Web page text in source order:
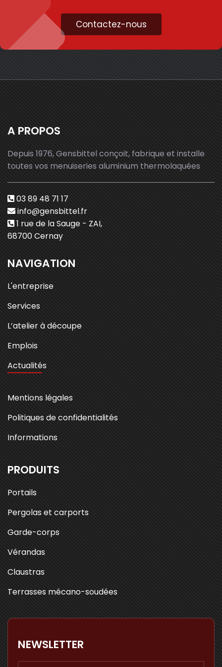
Contactez-nous
A PROPOS
Depuis 1976, Gensbittel conçoit, fabrique et installe
toutes vos menuiseries aluminium thermolaquées
03 89 48 71 17
info@gensbittel.fr
1 rue de la Sauge - ZAI,
68700 Cernay
NAVIGATION
L'entreprise
Services
L’atelier à découpe
Emplois
Actualités
Mentions légales
Politiques de confidentialités
Informations
PRODUITS
Portails
Pergolas et carports
Garde-corps
Vérandas
Claustras
Terrasses mécano-soudées
NEWSLETTER